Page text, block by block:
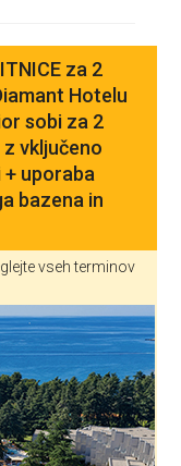
za 2
Hotelu
sobi za 2
vključeno
uporaba
bazena in
vseh terminov